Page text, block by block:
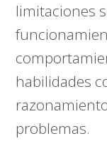
limitaciones
habilidades
problemas.